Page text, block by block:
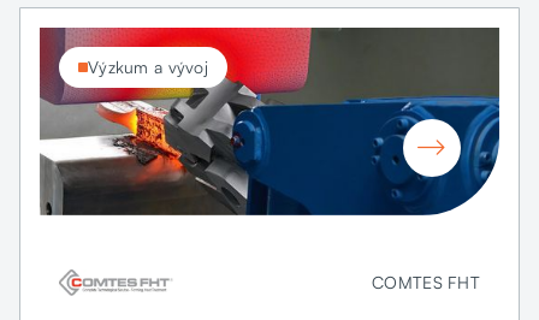
Výzkum a vývoj

COMTES FHT